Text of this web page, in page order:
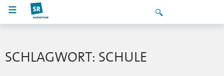
SCHLAGWORT: SCHULE